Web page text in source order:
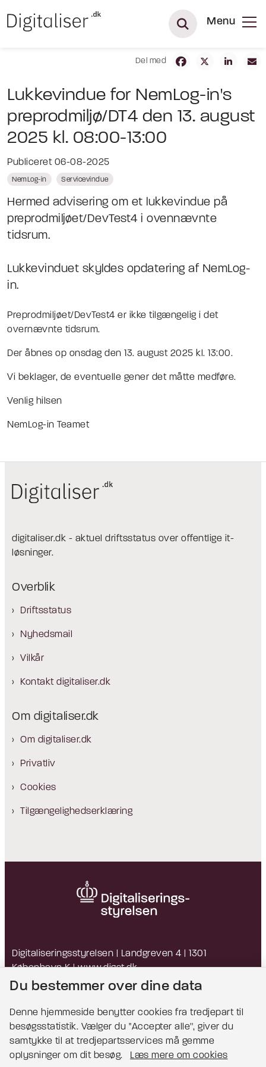
Menu
Del med
Lukkevindue for NemLog-in's
preprodmiljø/DT4 den 13. august
2025 kl. 08:00-13:00
Publiceret 06-08-2025
NemLog-in Servicevindue
Hermed advisering om et lukkevindue på
preprodmiljøet/DevTest4 i ovennævnte
tidsrum.
Lukkevinduet skyldes opdatering af NemLog-
in.
Preprodmiljøet/DevTest4 er ikke tilgængelig i det
overnævnte tidsrum.
Der åbnes op onsdag den 13. august 2025 kl. 13:00.
Vi beklager, de eventuelle gener det måtte medføre.
Venlig hilsen
NemLog-in Teamet
digitaliser.dk - aktuel driftsstatus over offentlige it-
løsninger.
Overblik
Driftsstatus
Nyhedsmail
Vilkår
Kontakt digitaliser.dk
Om digitaliser.dk
Om digitaliser.dk
Privatliv
Cookies
Tilgængelighedserklæring
Digitaliseringsstyrelsen | Landgreven 4 | 1301
København K |www.digst.dk
EAN: 5798009814203 | CVR: 34051178
Bemærk!
Du bestemmer over dine data
Denne hjemmeside benytter cookies fra tredjepart til
besøgsstatistik. Vælger du ''Accepter alle'', giver du
samtykke til at tredjepartsservices må gemme
oplysninger om dit besøg.
Læs mere om cookies